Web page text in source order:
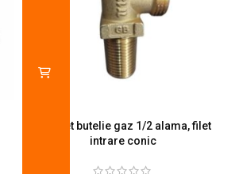
Robinet butelie gaz 1/2 alama, filet
intrare conic